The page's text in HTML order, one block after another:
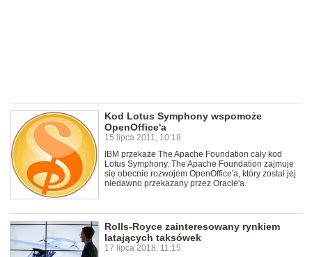
Kod Lotus Symphony wspomoże
OpenOffice'a
15 lipca 2011, 10:18
IBM przekaże The Apache Foundation cały kod
Lotus Symphony. The Apache Foundation zajmuje
się obecnie rozwojem OpenOffice'a, który został jej
niedawno przekazany przez Oracle'a.
Rolls-Royce zainteresowany rynkiem
latających taksówek
17 lipca 2018, 11:15